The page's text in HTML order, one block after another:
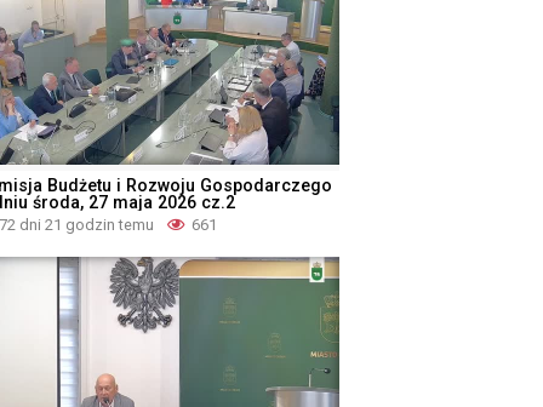
Budżetu i Rozwoju Gospodarczego
środa, 27 maja 2026 cz.2
72 dni 21 godzin temu 661